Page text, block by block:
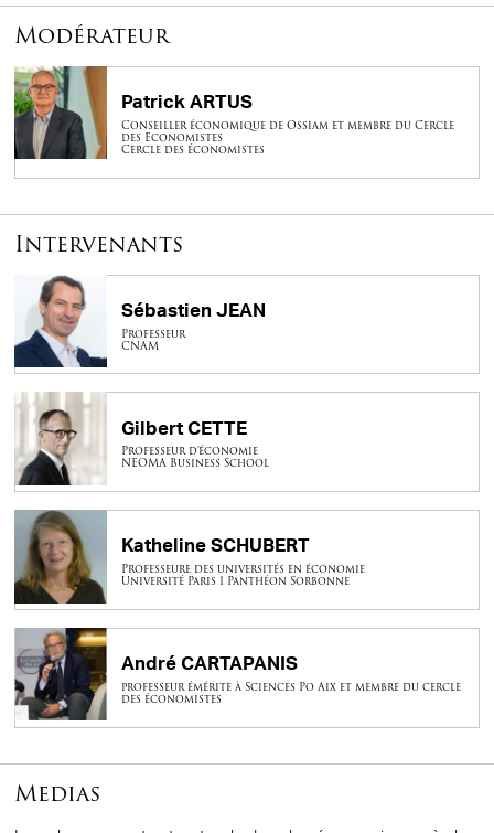
Modérateur
Patrick ARTUS
Conseiller économique de Ossiam et membre du Cercle
des Economistes
Cercle des économistes
Intervenants
Sébastien JEAN
Professeur
CNAM
Gilbert CETTE
Professeur d'économie
NEOMA Business School
Katheline SCHUBERT
Professeure des universités en économie
Université Paris 1 Panthéon Sorbonne
André CARTAPANIS
professeur émérite à Sciences Po Aix et membre du cercle
des économistes
Medias